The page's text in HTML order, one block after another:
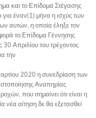
και το Επίδομα Στέγασης
έναν(1) μήνα η ισχύς των
αυτών, η οποία έληξε τον
το Επίδομα Γέννησης
Απριλίου του τρέχοντος
την
2020 η συνεδρίαση των
Αναπηρίας
που σημαίνει ότι είναι η
αίτηση δε θα εξετασθεί